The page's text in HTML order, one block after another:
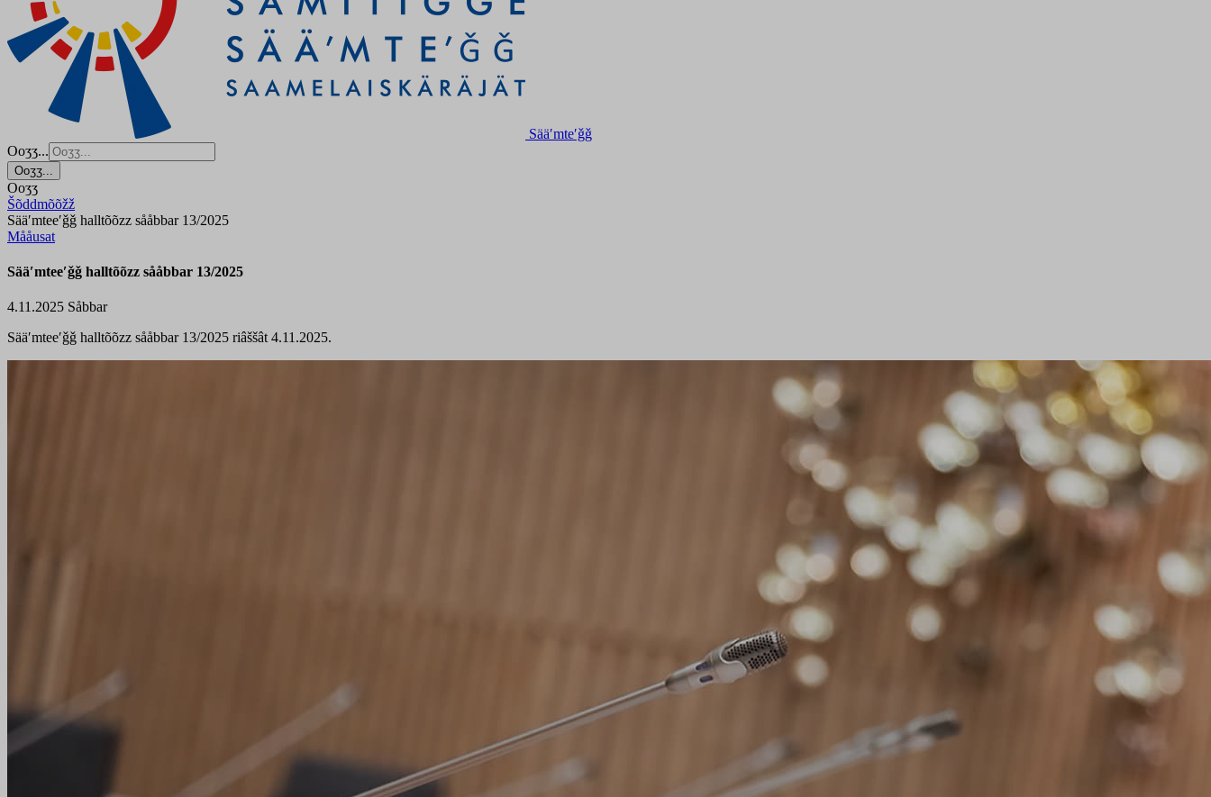
Sääʹmteʹǧǧ
Ooʒʒ...
Ooʒʒ...
Ooʒʒ
Šõddmõõžž
Sääʹmteeʹǧǧ halltõõzz sååbbar 13/2025
Mååusat
Sääʹmteeʹǧǧ halltõõzz sååbbar 13/2025
4.11.2025 Såbbar
Sääʹmteeʹǧǧ halltõõzz sååbbar 13/2025 riâššât 4.11.2025.